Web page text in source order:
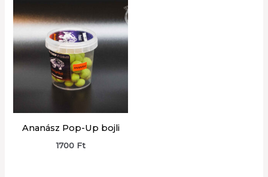
Ananász Pop-Up bojli
1700 Ft